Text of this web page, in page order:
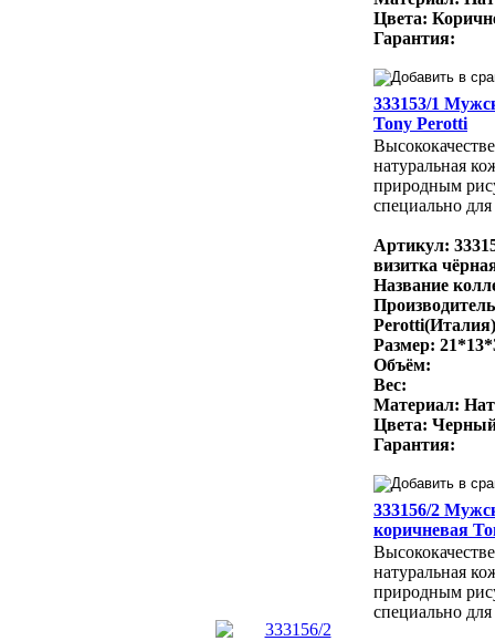
Цвета:
Гарантия:
333153/1
Tony Perotti
натуральная
природным
специально
Артикул:
визитка
Название
Perotti(Италия)
Размер:
Объём:
Вес:
Материал:
Цвета:
Гарантия:
333156/2
коричневая
натуральная
природным
специально